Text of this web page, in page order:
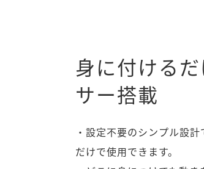
身に付ける
サー搭載
・設定不要のシンプル設
だけで使用できます。